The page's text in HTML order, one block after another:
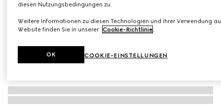
diesen Nutzungsbedingungen zu.
Weitere Informationen zu diesen Technologien und ihrer Verwendung
Website finden Sie in unserer
Cookie-Richtlinie.
COOKIE-EINSTELLUNGEN
OK